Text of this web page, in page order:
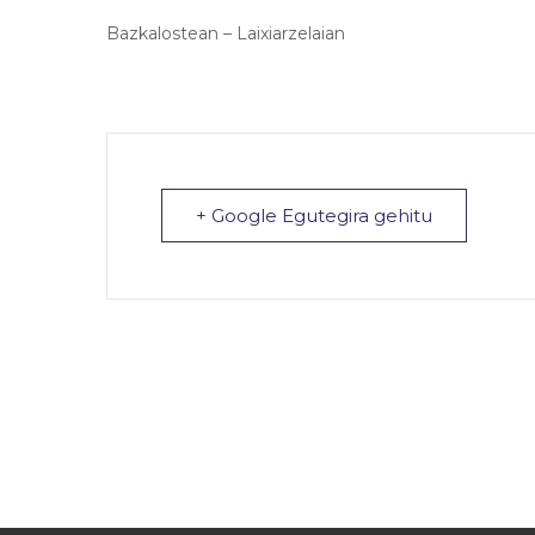
Bazkalostean – Laixiarzelaian
+ Google Egutegira gehitu